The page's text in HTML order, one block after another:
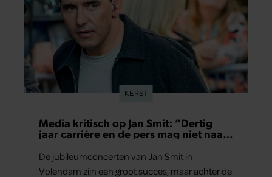
KERST
Media kritisch op Jan Smit: “Dertig
jaar carrière en de pers mag niet naar
De jubileumconcerten van Jan Smit in
Volendam zijn een groot succes, maar achter de